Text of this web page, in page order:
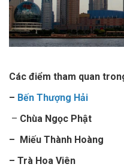
Các điểm tham quan
– Bến Thượng Hải
– Chùa Ngọc Phật
– Miếu Thành Hoàng
– Trà Hoa Viên